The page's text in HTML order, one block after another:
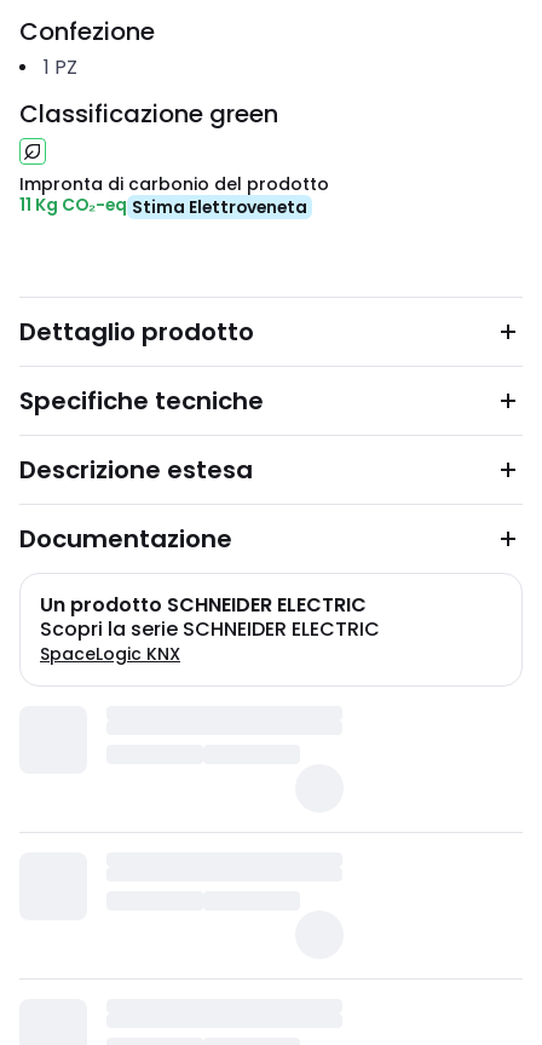
Confezione
1 PZ
Classificazione green
Impronta di carbonio del prodotto
11 Kg CO₂-eq Stima Elettroveneta
Dettaglio prodotto
Specifiche tecniche
Descrizione estesa
Documentazione
Un prodotto SCHNEIDER ELECTRIC
Scopri la serie SCHNEIDER ELECTRIC
SpaceLogic KNX